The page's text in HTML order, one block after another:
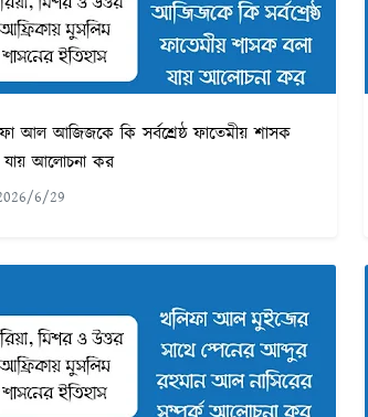
আল আজিজকে কি সর্বশ্রেষ্ঠ ফাতেমীয় শাসক
যায় আলোচনা কর
6/29